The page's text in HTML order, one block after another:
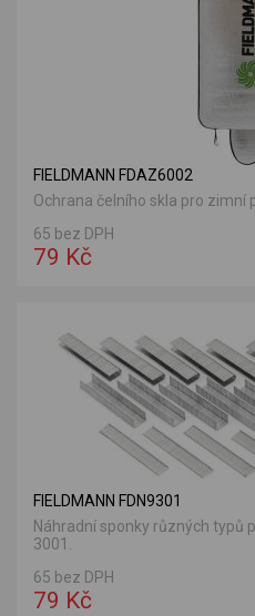
FIELDMANN FDAZ6002
Ochrana čelního skla pro zimní
65 bez DPH
79 Kč
FIELDMANN FDN9301
Náhradní sponky různých typů
3001.
65 bez DPH
79 Kč